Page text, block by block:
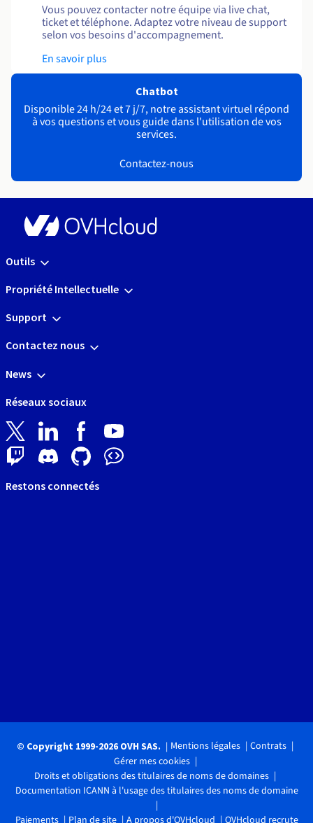
Vous pouvez contacter notre équipe via live chat,
ticket et téléphone. Adaptez votre niveau de support
selon vos besoins d'accompagnement.
En savoir plus
Chatbot
Disponible 24 h/24 et 7 j/7, notre assistant virtuel répond
à vos questions et vous guide dans l'utilisation de vos
services.
Contactez-nous
Outils
Propriété Intellectuelle
Support
Contactez nous
News
Réseaux sociaux
Restons connectés
© Copyright 1999-2026 OVH SAS. Mentions légales
Contrats
Gérer mes cookies
Droits et obligations des titulaires de noms de domaines
Documentation ICANN à l'usage des titulaires des noms de domaine
Paiements Plan de site A propos d'OVHcloud OVHcloud recrute